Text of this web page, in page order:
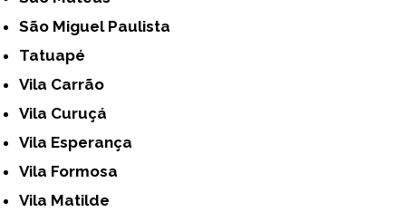
São Miguel Paulista
Tatuapé
Vila Carrão
Vila Curuçá
Vila Esperança
Vila Formosa
Vila Matilde